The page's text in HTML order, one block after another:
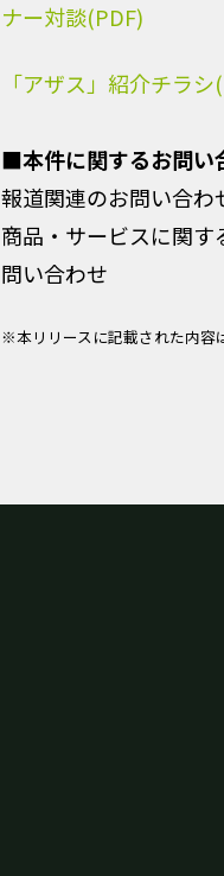
ナー対談(PDF)
「アザス」紹介チラシ
■本件に関するお問い
報道関連のお問い合わ
商品・サービスに関す
問い合わせ
※本リリースに記載された内容